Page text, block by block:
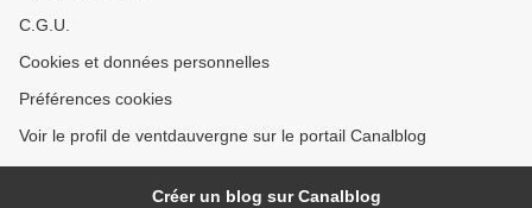
C.G.U.
Cookies et données personnelles
Préférences cookies
Voir le profil de ventdauvergne sur le portail Canalblog
Créer un blog sur Canalblog